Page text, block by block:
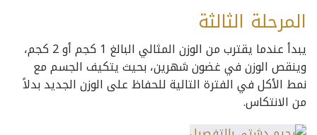
المرحلة الثالثة
يبدأ عندما يقترب من الوزن المثالي البالغ 1 كجم أو 2 كجم،
وينقص الوزن في غضون شهرين، بحيث يتكيف الجسم مع
نمط الأكل في الفترة التالية للحفاظ على الوزن الجديد بدلاً
من الانتكاس.